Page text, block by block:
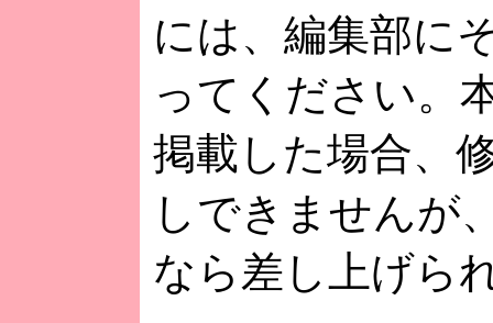
には、編集部に
ってください。
掲載した場合、
しできませんが
なら差し上げら